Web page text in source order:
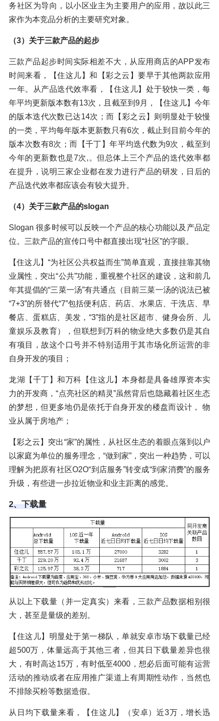
务社区为导向，以小区业主为主要用户的应用，故以此三
家作为本竞品分析的主要研究对象。
（3）关于三款产品的起步
三款产品起步时间实际相差不大，从应用商店的APP发布
时间来看，【住这儿】和【彩之云】要早于其他两款应用
一年。从产品迭代效率看，【住这儿】处于较快一类，每
年平均更新版本数有13次，且截至到9月，【住这儿】今年
的版本迭代次数已达14次；而【彩之云】则明显处于较慢
的一类，平均每年版本更新数只有6次，截止到目前今年的
版本次数有8次；而【千丁】年平均迭代数为9次，截至到
今年的更新数也是7次,。但总体上三个产品的迭代效率都
在提升，说明三家企业都在发力进行产品的研发，日后的
产品迭代效率都应该会有较大提升。
（4）关于三款产品的slogan
Slogan 很多时候可以反映一个产品的核心功能以及产品定
位。三款产品的宣传口号中都直接出现“社区”的字眼。
【住这儿】“为社区公共权益而生”简单直观，直接挂靠其物
业属性，突出“公共”功能，重视整个社区的建设，这和前几
年其提倡的“三菜一汤”有共通点（目前三菜一汤的说法已被
“7+3”的所替代“7”包括便利店、药店、水果店、干洗店、早
餐店、蛋糕店、美发，“3”指的是社区超市、健身会所、儿
童娱乐及教育），但联想到万科的物业绝大多数仍是其自
有项目，故这个口号并不特别适用于其市场化所运营的非
自身开发的项目；
龙湖【千丁】和万科【住这儿】本身都是具备雄厚资本实
力的开发商，“点亮社区的精灵”虽然背后也隐藏着社区生态
的梦想，但更多地仍是依托于自身开发的楼盘而设计， 物
业从属于房地产；
【彩之云】突出“家”的属性，从社区生态的着眼点落到以户
以家庭为单位的服务理念，“做到家”，突出一种趋势，可以
理解为把原有社区O2O“到店服务”转变成“到家消费”的服务
升级，有些进一步拉近物业和业主距离的感觉。
2、下载量
从以上下载量（并一定真实）来看，三款产品数据相别很
大，甚至是量级的差别。
【住这儿】明显处于第一梯队，单就安卓市场下载量已经
超500万，体量远高于其他三者，但其日下载量差异也很
大，有时高达15万，有时低至4000，想必后面可能有运营
活动的推动或者在应用推广渠道上有周期性动作，当然也
不排除买粉等数据造假。
从日均下载量来看，【住这儿】（安卓）近3万，增长迅